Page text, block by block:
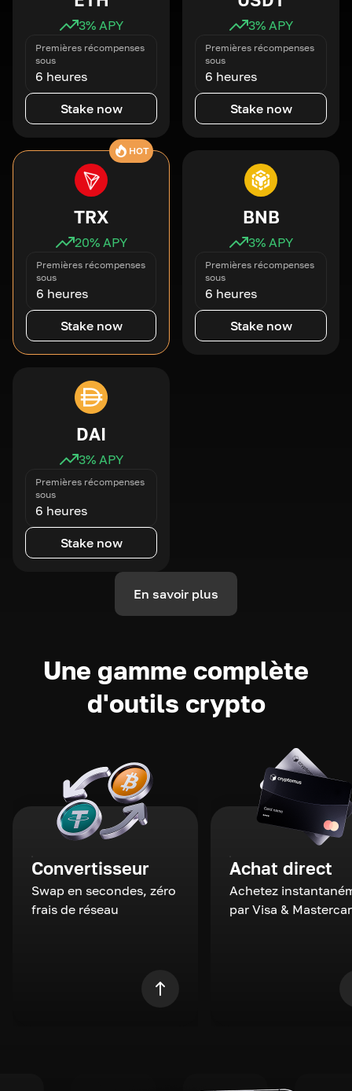
3% APY
Premières récompenses
sous
6 heures
Stake now
3% APY
Premières récompenses
sous
6 heures
Stake now
HOT
TRX
20% APY
Premières récompenses
sous
6 heures
Stake now
BNB
3% APY
Premières récompenses
sous
6 heures
Stake now
DAI
3% APY
Premières récompenses
sous
6 heures
Stake now
En savoir plus
Une gamme complète
d'outils crypto
Convertisseur
Swap en secondes, zéro
frais de réseau
Achat direct
Achetez
par Visa &